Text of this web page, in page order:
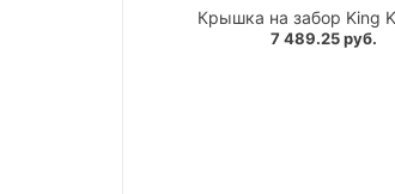
Крышка на забор King
7 489.25 руб.